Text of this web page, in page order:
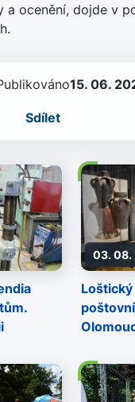
a ocenění, dojde v
15. 06.
Sdílet
03. 08.